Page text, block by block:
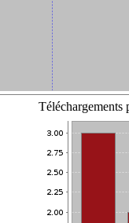
Téléchargements